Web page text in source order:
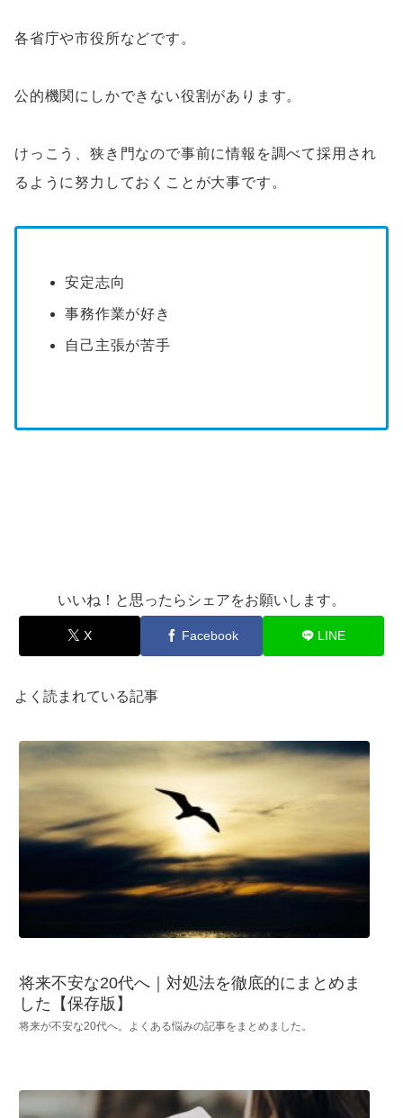
各省庁や市役所などです。
公的機関にしかできない役割があります。
けっこう、狭き門なので事前に情報を調べて採用され
るように努力しておくことが大事です。
安定志向
事務作業が好き
自己主張が苦手
いいね！と思ったらシェアをお願いします。
X Facebook LINE
よく読まれている記事
将来不安な20代へ｜対処法を徹底的にまとめま
した【保存版】
将来が不安な20代へ。よくある悩みの記事をまとめました。